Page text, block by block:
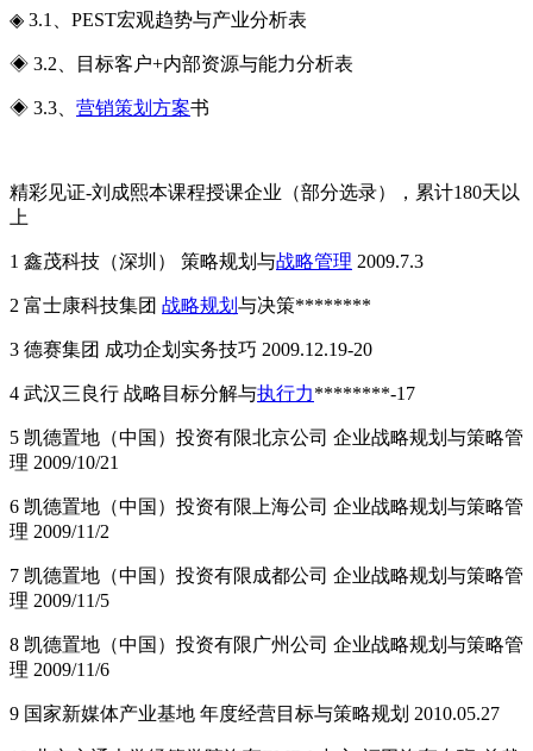
◈ 3.1、PEST宏观趋势与产业分析表
◈ 3.2、目标客户+内部资源与能力分析表
◈ 3.3、 营销策划方案书
精彩见证-刘成熙本课程授课企业（部分选录），累计180天以
上
1 鑫茂科技（深圳） 策略规划与战略管理 2009.7.3
2 富士康科技集团 战略规划 与决策********
3 德赛集团 成功企划实务技巧 2009.12.19-20
4 武汉三良行 战略目标分解与执行力********-17
5 凯德置地（中国）投资有限北京公司 企业战略规划与策略管
理 2009/10/21
6 凯德置地（中国）投资有限上海公司 企业战略规划与策略管
理 2009/11/2
7 凯德置地（中国）投资有限成都公司 企业战略规划与策略管
理 2009/11/5
8 凯德置地（中国）投资有限广州公司 企业战略规划与策略管
理 2009/11/6
9 国家新媒体产业基地 年度经营目标与策略规划 2010.05.27